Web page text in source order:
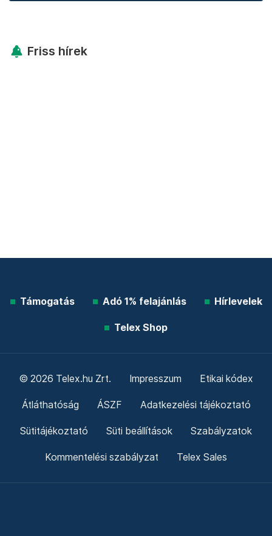
Friss hírek
Támogatás Adó 1% felajánlás Hírlevelek
Telex Shop
© 2026 Telex.hu Zrt. Impresszum Etikai kódex
Átláthatóság ÁSZF Adatkezelési tájékoztató
Sütitájékoztató Süti beállítások Szabályzatok
Kommentelési szabályzat Telex Sales